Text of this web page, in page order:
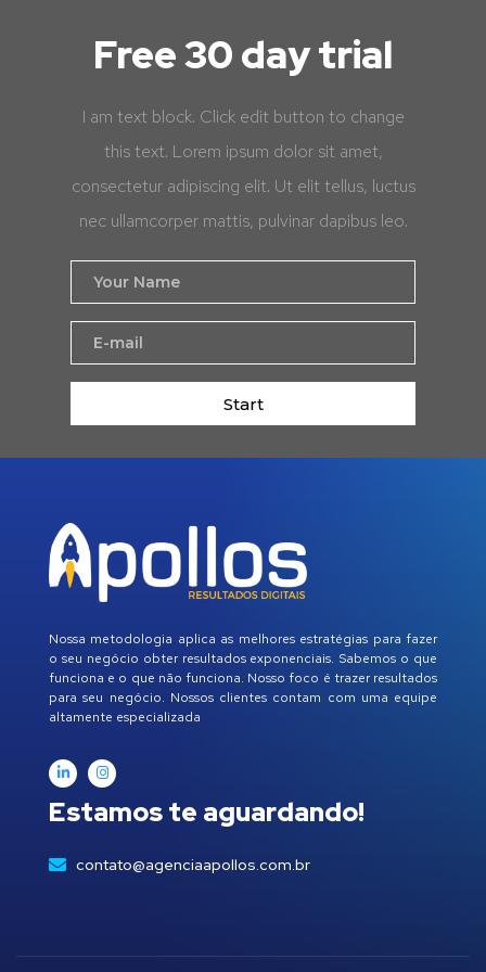
Free 30 day trial
I am text block. Click edit button to change
this text. Lorem ipsum dolor sit amet,
consectetur adipiscing elit. Ut elit tellus, luctus
nec ullamcorper mattis, pulvinar dapibus leo.
Start
Nossa metodologia aplica as melhores estratégias para fazer
o seu negócio obter resultados exponenciais. Sabemos o que
funciona e o que não funciona. Nosso foco é trazer resultados
para seu negócio. Nossos clientes contam com uma equipe
altamente especializada
Estamos te aguardando!
contato@agenciaapollos.com.br